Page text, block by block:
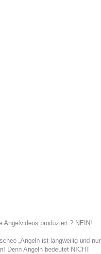
Angelvideos produziert ? NEIN!
„Angeln ist langweilig und nur
Denn Angeln bedeutet NICHT